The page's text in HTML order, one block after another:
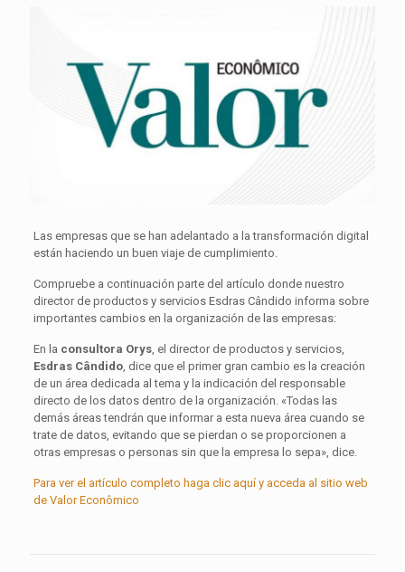
Las empresas que se han adelantado a la transformación digital
están haciendo un buen viaje de cumplimiento.
Compruebe a continuación parte del artículo donde nuestro
director de productos y servicios Esdras Cândido informa sobre
importantes cambios en la organización de las empresas:
En la consultora Orys, el director de productos y servicios,
Esdras Cândido, dice que el primer gran cambio es la creación
de un área dedicada al tema y la indicación del responsable
directo de los datos dentro de la organización. «Todas las
demás áreas tendrán que informar a esta nueva área cuando se
trate de datos, evitando que se pierdan o se proporcionen a
otras empresas o personas sin que la empresa lo sepa», dice.
Para ver el artículo completo haga clic aquí y acceda al sitio web
de Valor Econômico